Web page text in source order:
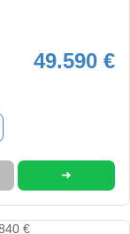
49.590 €
➜